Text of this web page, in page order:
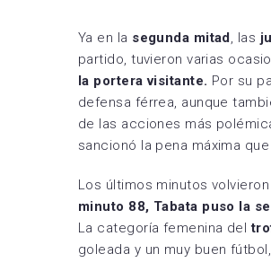
Ya en la segunda mitad, las
partido, tuvieron varias
la portera visitante. Por su
defensa férrea, aunque
de las acciones más
sancionó la pena máxima
Los últimos minutos
minuto 88, Tabata puso la
La categoría femenina del
goleada y un muy buen